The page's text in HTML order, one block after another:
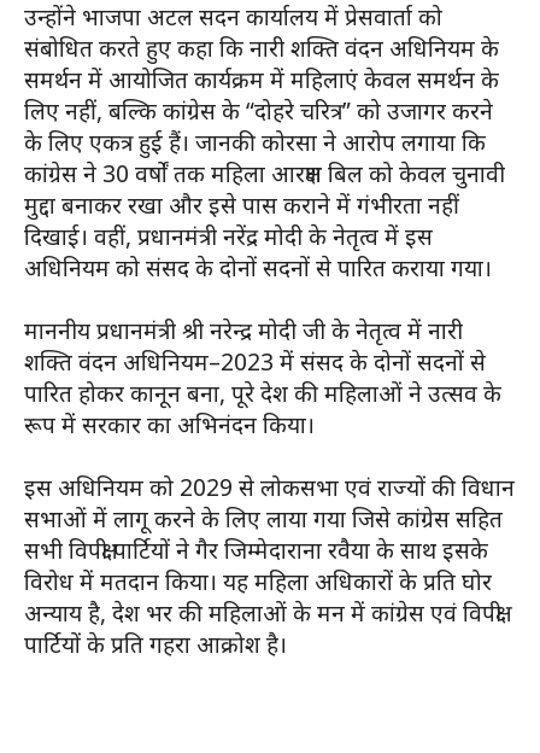
उन्होंने भाजपा अटल सदन कार्यालय में प्रेसवार्ता को
संबोधित करते हुए कहा कि नारी शक्ति वंदन अधिनियम के
समर्थन में आयोजित कार्यक्रम में महिलाएं केवल समर्थन के
लिए नहीं, बल्कि कांग्रेस के “दोहरे चरित्र” को उजागर करने
के लिए एकत्र हुई हैं। जानकी कोरसा ने आरोप लगाया कि
कांग्रेस ने 30 वर्षों तक महिला आरक्षण बिल को केवल चुनावी
मुद्दा बनाकर रखा और इसे पास कराने में गंभीरता नहीं
दिखाई। वहीं, प्रधानमंत्री नरेंद्र मोदी के नेतृत्व में इस
अधिनियम को संसद के दोनों सदनों से पारित कराया गया।
माननीय प्रधानमंत्री श्री नरेन्द्र मोदी जी के नेतृत्व में नारी
शक्ति वंदन अधिनियम–2023 में संसद के दोनों सदनों से
पारित होकर कानून बना, पूरे देश की महिलाओं ने उत्सव के
रूप में सरकार का अभिनंदन किया।
इस अधिनियम को 2029 से लोकसभा एवं राज्यों की विधान
सभाओं में लागू करने के लिए लाया गया जिसे कांग्रेस सहित
सभी विपक्षी पार्टियों ने गैर जिम्मेदाराना रवैया के साथ इसके
विरोध में मतदान किया। यह महिला अधिकारों के प्रति घोर
अन्याय है, देश भर की महिलाओं के मन में कांग्रेस एवं विपक्षी
पार्टियों के प्रति गहरा आक्रोश है।